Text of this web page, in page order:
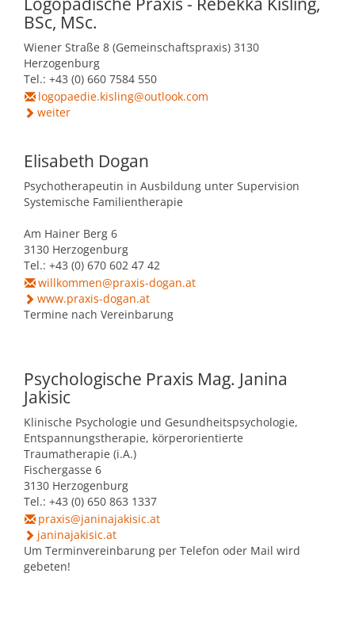
BSc, MSc.
Wiener Straße 8 (Gemeinschaftspraxis) 3130
Herzogenburg
Tel.: +43 (0) 660 7584 550
logopaedie.kisling@outlook.com
weiter
Elisabeth Dogan
Psychotherapeutin in Ausbildung unter Supervision
Systemische Familientherapie
Am Hainer Berg 6
3130 Herzogenburg
Tel.: +43 (0) 670 602 47 42
willkommen@praxis-dogan.at
www.praxis-dogan.at
Termine nach Vereinbarung
Psychologische Praxis Mag. Janina
Jakisic
Klinische Psychologie und Gesundheitspsychologie,
Entspannungstherapie, körperorientierte
Traumatherapie (i.A.)
Fischergasse 6
3130 Herzogenburg
Tel.: +43 (0) 650 863 1337
praxis@janinajakisic.at
janinajakisic.at
Um Terminvereinbarung per Telefon oder Mail wird
gebeten!